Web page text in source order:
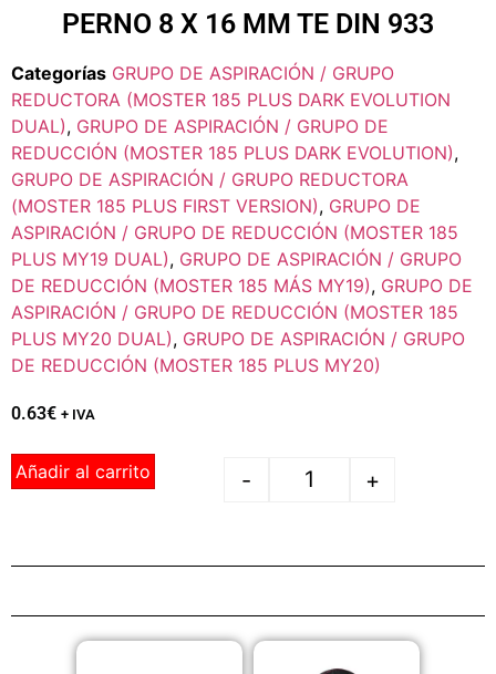
PERNO 8 X 16 MM TE DIN 933
Categorías GRUPO DE ASPIRACIÓN / GRUPO
REDUCTORA (MOSTER 185 PLUS DARK EVOLUTION
DUAL), GRUPO DE ASPIRACIÓN / GRUPO DE
REDUCCIÓN (MOSTER 185 PLUS DARK EVOLUTION),
GRUPO DE ASPIRACIÓN / GRUPO REDUCTORA
(MOSTER 185 PLUS FIRST VERSION), GRUPO DE
ASPIRACIÓN / GRUPO DE REDUCCIÓN (MOSTER 185
PLUS MY19 DUAL), GRUPO DE ASPIRACIÓN / GRUPO
DE REDUCCIÓN (MOSTER 185 MÁS MY19), GRUPO DE
ASPIRACIÓN / GRUPO DE REDUCCIÓN (MOSTER 185
PLUS MY20 DUAL), GRUPO DE ASPIRACIÓN / GRUPO
DE REDUCCIÓN (MOSTER 185 PLUS MY20)
0.63€ + IVA
- +
Añadir al carrito